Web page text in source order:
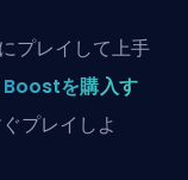
プレイして上手
Boostを購入す
プレイしよ